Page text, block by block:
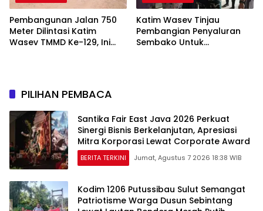
Pembangunan Jalan 750
Meter Dilintasi Katim
Wasev TMMD Ke-129, Ini
Katim Wasev Tinjau
Pembangian Penyaluran
Sembako Untuk
PILIHAN PEMBACA
Santika Fair East Java 2026 Perkuat
Sinergi Bisnis Berkelanjutan, Apresiasi
Mitra Korporasi Lewat Corporate Award
BERITA TERKINI Jumat, Agustus 7 2026 18:38 WIB
Kodim 1206 Putussibau Sulut Semangat
Patriotisme Warga Dusun Sebintang